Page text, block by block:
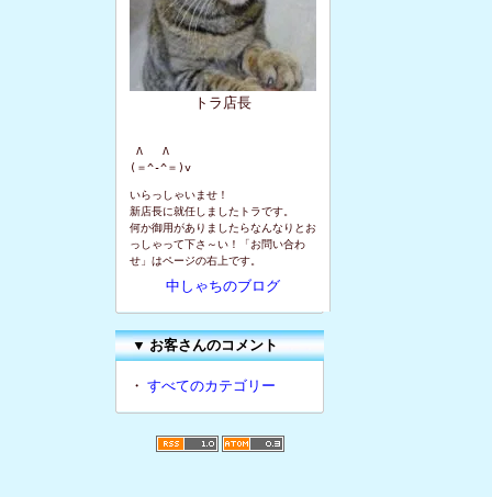
トラ店長
Λ   Λ
(＝^-^＝)v
いらっしゃいませ！
新店長に就任しましたトラです。
何か御用がありましたらなんなりとお
っしゃって下さ～い！「お問い合わ
せ」はページの右上です。
中しゃちのブログ
▼お客さんのコメント
・ すべてのカテゴリー